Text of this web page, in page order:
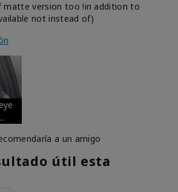
matte version too !in addition to
not instead of)
a un amigo
útil esta